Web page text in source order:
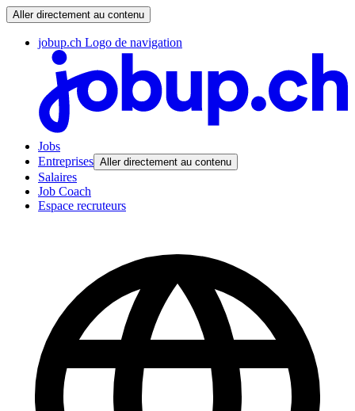
Aller directement au contenu
jobup.ch Logo de navigation
Jobs
Entreprises Aller directement au contenu
Salaires
Job Coach
Espace recruteurs